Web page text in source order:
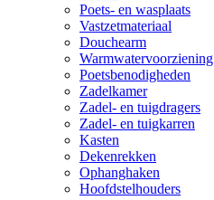
Poets- en wasplaats
Vastzetmateriaal
Douchearm
Warmwatervoorziening
Poetsbenodigheden
Zadelkamer
Zadel- en tuigdragers
Zadel- en tuigkarren
Kasten
Dekenrekken
Ophanghaken
Hoofdstelhouders